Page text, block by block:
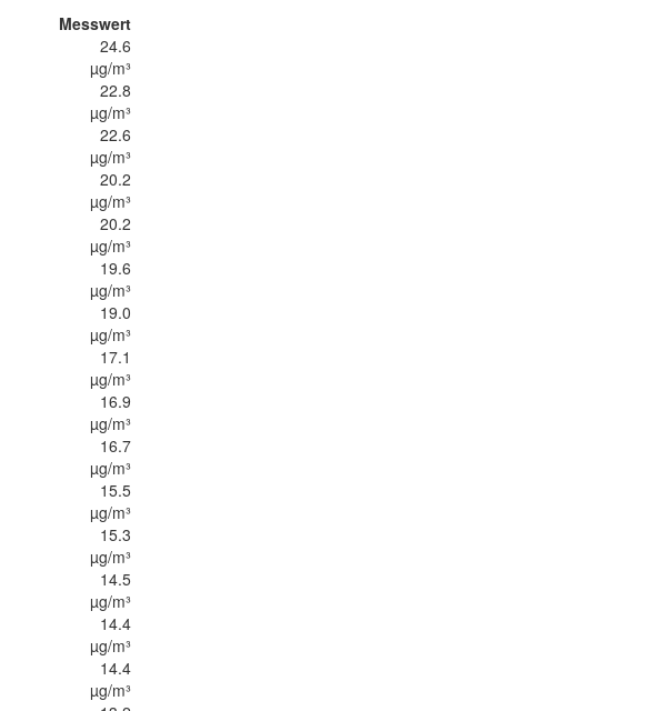
Messwert
24.6
µg/m³
22.8
µg/m³
22.6
µg/m³
20.2
µg/m³
20.2
µg/m³
19.6
µg/m³
19.0
µg/m³
17.1
µg/m³
16.9
µg/m³
16.7
µg/m³
15.5
µg/m³
15.3
µg/m³
14.5
µg/m³
14.4
µg/m³
14.4
µg/m³